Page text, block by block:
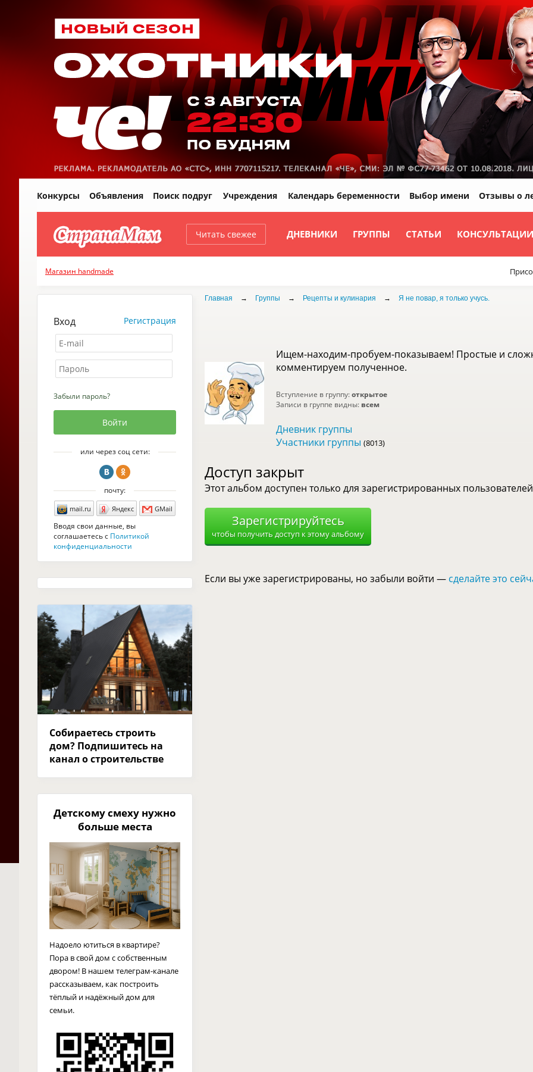
Читать свежее ДНЕВНИКИ ГРУППЫ СТАТЬИ КОНСУЛЬТАЦИИ
Конкурсы Объявления Поиск подруг Учреждения Календарь беременности Выбор имени Отзывы о
Магазин handmade
Главная → Группы → Рецепты и кулинария → Я не повар, я только учусь.
Ищем-находим-пробуем-показываем! Простые и
комментируем полученное.
Вступление в группу:открытое
Записи в группе видны: всем
Дневник группы
Участники группы (8013)
Доступ закрыт
Этот альбом доступен только для зарегистрированных
Зарегистрируйтесь
чтобы получить доступ к этому альбому
Если вы уже зарегистрированы, но забыли войти — сделайте это
Вход Регистрация
Забыли пароль?
или через соц сети:
почту:
mail.ru Яндекс GMail
Вводя свои данные, вы
соглашаетесь с Политикой
конфиденциальности
Собираетесь строить
дом? Подпишитесь на
канал о строительстве
Детскому смеху нужно
больше места
Надоело ютиться в квартире?
Пора в свой дом с собственным
двором! В нашем телеграм-канале
рассказываем, как построить
тёплый и надёжный дом для
семьи.